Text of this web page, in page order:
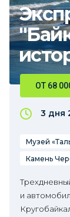
ОТ 68
3 дня
Музей
Камень
и